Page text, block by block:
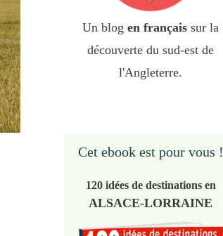
Un blogen français sur la
découverte du sud-est de
l'Angleterre.
Cet ebook est pour vous !
120 idées de destinations en
ALSACE-LORRAINE